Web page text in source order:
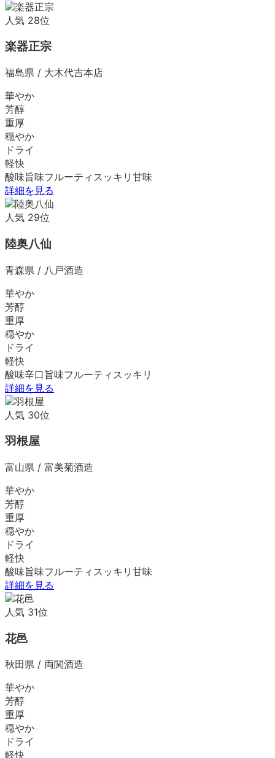
人気 28位
楽器正宗
福島県 / 大木代吉本店
華やか
芳醇
重厚
穏やか
ドライ
軽快
酸味旨味フルーティ スッキリ 甘味
詳細を見る
人気 29位
陸奥八仙
青森県 / 八戸酒造
華やか
芳醇
重厚
穏やか
ドライ
軽快
酸味辛口 旨味フルーティ スッキリ
詳細を見る
人気 30位
羽根屋
富山県 / 富美菊酒造
華やか
芳醇
重厚
穏やか
ドライ
軽快
酸味旨味フルーティ スッキリ 甘味
詳細を見る
人気 31位
花邑
秋田県 / 両関酒造
華やか
芳醇
重厚
穏やか
ドライ
軽快